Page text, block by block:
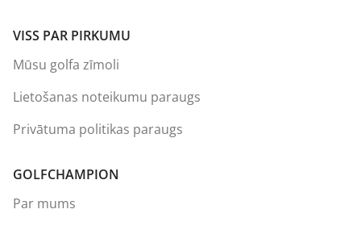
VISS PAR PIRKUMU
Mūsu golfa zīmoli
Lietošanas noteikumu paraugs
Privātuma politikas paraugs
GOLFCHAMPION
Par mums